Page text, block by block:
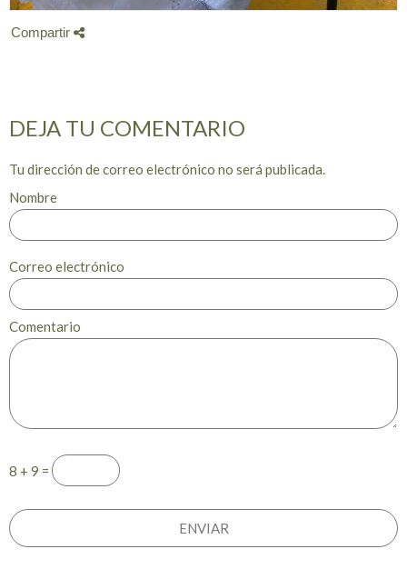
Compartir
DEJA TU COMENTARIO
Tu dirección de correo electrónico no será publicada.
Nombre
Correo electrónico
Comentario
8 + 9 =